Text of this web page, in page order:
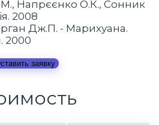
Напрєєнко О.К., Сонник
2008
Дж.П. - Марихуана.
2000
заявку